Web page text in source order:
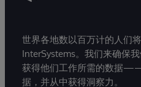
世界各地数以百万计的人们
InterSystems。我们来确保
获得他们工作所需的数据
据，并从中获得洞察力。